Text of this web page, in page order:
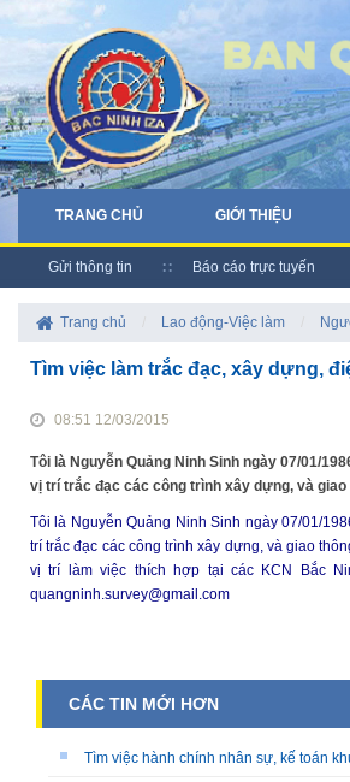
TRANG CHỦ GIỚI THIỆU
Gửi thông tin Báo cáo trực tuyến
Trang chủ Lao động-Việc làm
Tìm việc làm trắc đạc, xây dựng,
08:51 12/03/2015
Tôi là Nguyễn Quảng Ninh Sinh ngày 07/01/
vị trí trắc đạc các công trình xây dựng, và
Tôi là Nguyễn Quảng Ninh Sinh ngày 07/01/
trí trắc đạc các công trình xây dựng, và giao
vị trí làm việc thích hợp tại các KCN Bắc
quangninh.survey@gmail.com
CÁC TIN MỚI HƠN
Tìm việc hành chính nhân sự, kế toán